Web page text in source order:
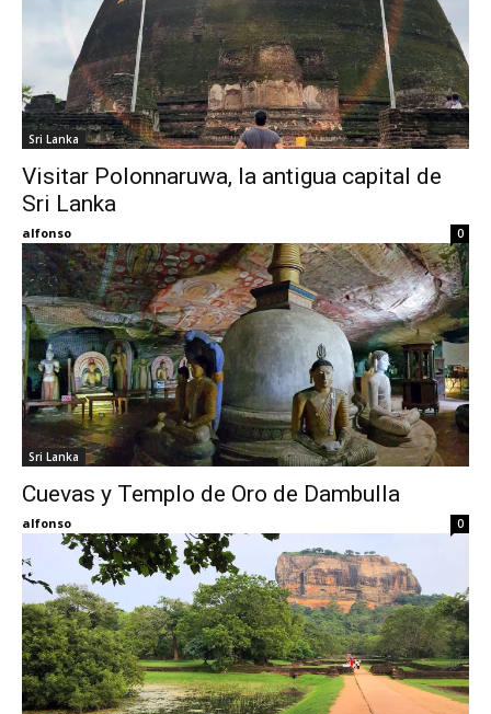
Sri Lanka
Visitar Polonnaruwa, la antigua capital de
Sri Lanka
alfonso 0
Sri Lanka
Cuevas y Templo de Oro de Dambulla
alfonso 0